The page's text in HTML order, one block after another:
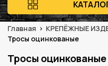
Главная КРЕПЁЖНЫЕ
Тросы оцинкованые
Тросы оцинкованые